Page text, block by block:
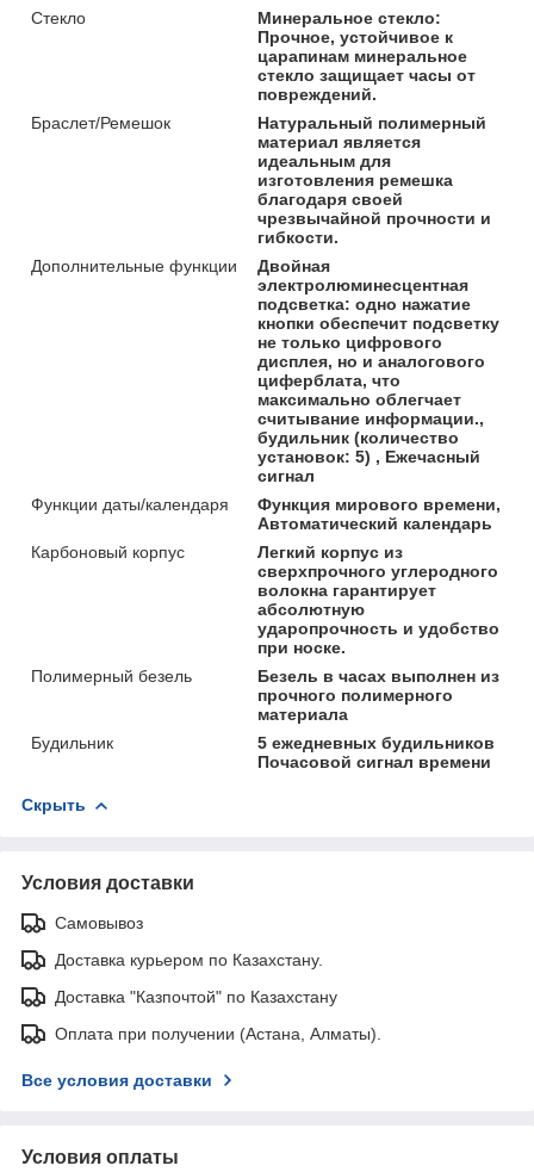
Стекло
Минеральное стекло:
Прочное, устойчивое к
царапинам минеральное
стекло защищает часы от
повреждений.
Браслет/Ремешок
Натуральный полимерный
материал является
идеальным для
изготовления ремешка
благодаря своей
чрезвычайной прочности и
гибкости.
Дополнительные функции
Двойная
электролюминесцентная
подсветка: одно нажатие
кнопки обеспечит подсветку
не только цифрового
дисплея, но и аналогового
циферблата, что
максимально облегчает
считывание информации.,
будильник (количество
установок: 5) , Ежечасный
сигнал
Функции даты/календаря
Функция мирового времени,
Автоматический календарь
Карбоновый корпус
Легкий корпус из
сверхпрочного углеродного
волокна гарантирует
абсолютную
ударопрочность и удобство
при носке.
Полимерный безель
Безель в часах выполнен из
прочного полимерного
материала
Будильник
5 ежедневных будильников
Почасовой сигнал времени
Скрыть
Условия доставки
Самовывоз
Доставка курьером по Казахстану.
Доставка "Казпочтой" по Казахстану
Оплата при получении (Астана, Алматы).
Все условия доставки
Условия оплаты